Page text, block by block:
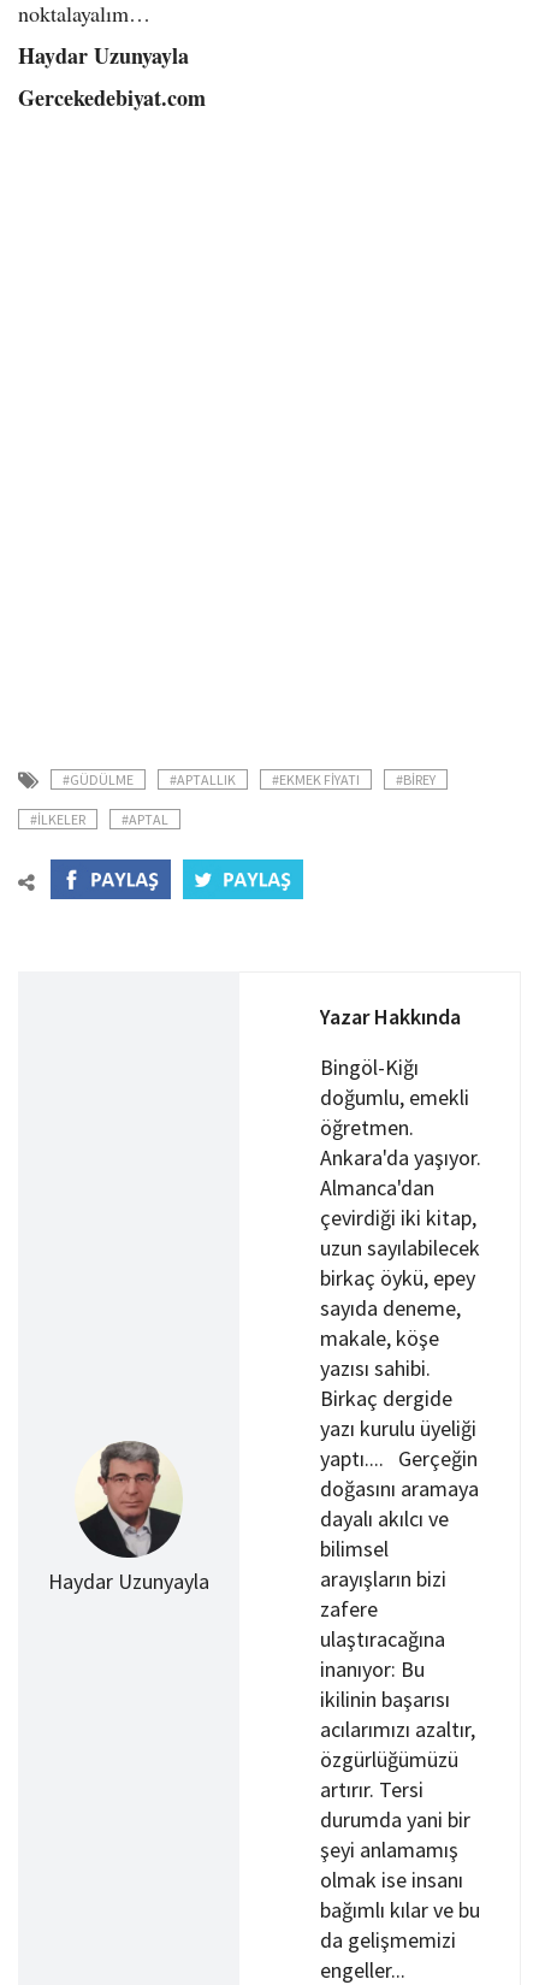
noktalayalım…
Haydar Uzunyayla
Gercekedebiyat.com
#GÜDÜLME #APTALLIK #EKMEK FİYATI #BİREY
#İLKELER #APTAL
Haydar Uzunyayla
Yazar Hakkında
Bingöl-Kiğı
doğumlu, emekli
öğretmen.
Ankara'da yaşıyor.
Almanca'dan
çevirdiği iki kitap,
uzun sayılabilecek
birkaç öykü, epey
sayıda deneme,
makale, köşe
yazısı sahibi.
Birkaç dergide
yazı kurulu üyeliği
yaptı.... Gerçeğin
doğasını aramaya
dayalı akılcı ve
bilimsel
arayışların bizi
zafere
ulaştıracağına
inanıyor: Bu
ikilinin başarısı
acılarımızı azaltır,
özgürlüğümüzü
artırır. Tersi
durumda yani bir
şeyi anlamamış
olmak ise insanı
bağımlı kılar ve bu
da gelişmemizi
engeller...